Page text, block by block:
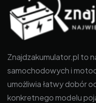
Znajdzakumulator.pl to
samochodowych i
umożliwia łatwy dobór
konkretnego modelu